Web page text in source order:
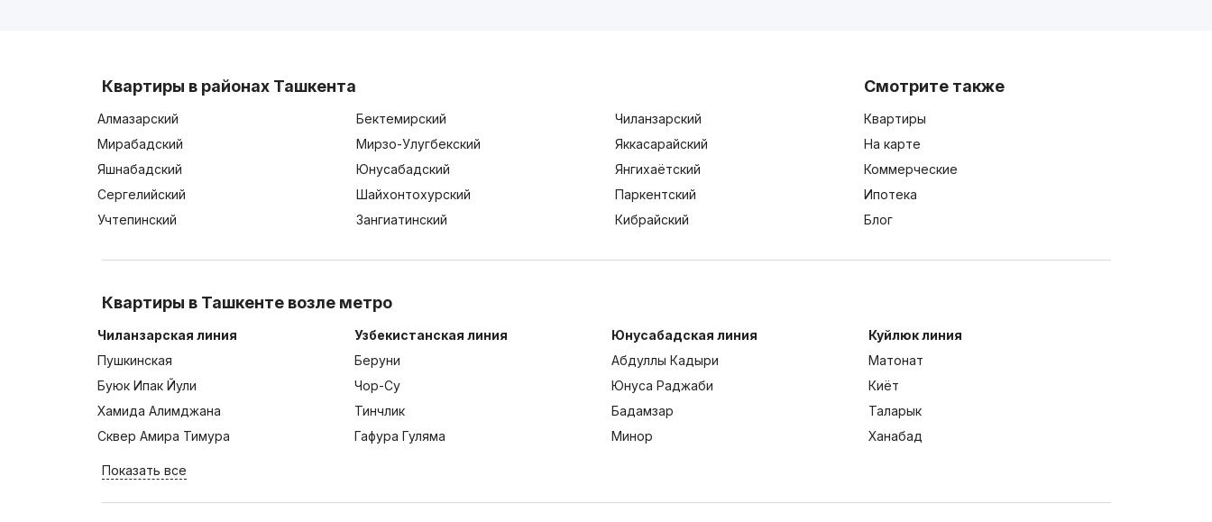
Квартиры в районах Ташкента
Алмазарский Бектемирский
Чиланзарский
Мирабадский
Мирзо-Улугбекский
Яккасарайский
Яшнабадский
Юнусабадский
Янгихаётский
Сергелийский
Шайхонтохурский
Паркентский
Учтепинский
Зангиатинский Кибрайский
Смотрите также
Квартиры
На карте
Коммерческие
Ипотека
Блог
Квартиры в Ташкенте возле метро
Чиланзарская линия
Пушкинская
Буюк Ипак Йули
Хамида Алимджана
Сквер Амира Тимура
Узбекистанская линия
Беруни
Чор-Су
Тинчлик
Гафура Гуляма
Юнусабадская линия
Абдуллы Кадыри
Юнуса Раджаби
Бадамзар
Минор
Куйлюк линия
Матонат
Киёт
Таларык
Ханабад
Показать все